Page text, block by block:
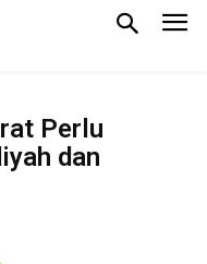
Perlu
dan